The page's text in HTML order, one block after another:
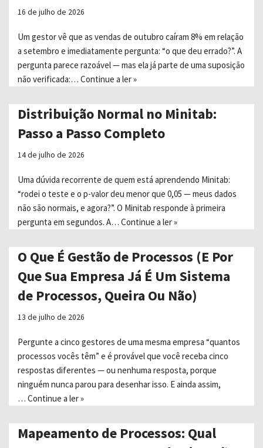
16 de julho de 2026
Um gestor vê que as vendas de outubro caíram 8% em relação
a setembro e imediatamente pergunta: “o que deu errado?”. A
pergunta parece razoável — mas ela já parte de uma suposição
não verificada:… Continue a ler »
Distribuição Normal no Minitab:
Passo a Passo Completo
14 de julho de 2026
Uma dúvida recorrente de quem está aprendendo Minitab:
“rodei o teste e o p-valor deu menor que 0,05 — meus dados
não são normais, e agora?”. O Minitab responde à primeira
pergunta em segundos. A… Continue a ler »
O Que É Gestão de Processos (E Por
Que Sua Empresa Já É Um Sistema
de Processos, Queira Ou Não)
13 de julho de 2026
Pergunte a cinco gestores de uma mesma empresa “quantos
processos vocês têm” e é provável que você receba cinco
respostas diferentes — ou nenhuma resposta, porque
ninguém nunca parou para desenhar isso. E ainda assim,
… Continue a ler »
Mapeamento de Processos: Qual